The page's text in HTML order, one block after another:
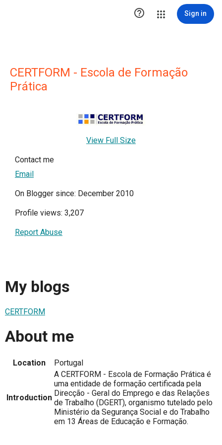
 Sign in
CERTFORM - Escola de Formação
Prática
View Full Size
Contact me
Email
On Blogger since: December 2010
Profile views: 3,207
Report Abuse
My blogs
CERTFORM
About me
Location Portugal
Introduction
A CERTFORM - Escola de Formação Prática é
uma entidade de formação certificada pela
Direcção - Geral do Emprego e das Relações
de Trabalho (DGERT), organismo tutelado pelo
Ministério da Segurança Social e do Trabalho
em 13 Áreas de Educação e Formação.